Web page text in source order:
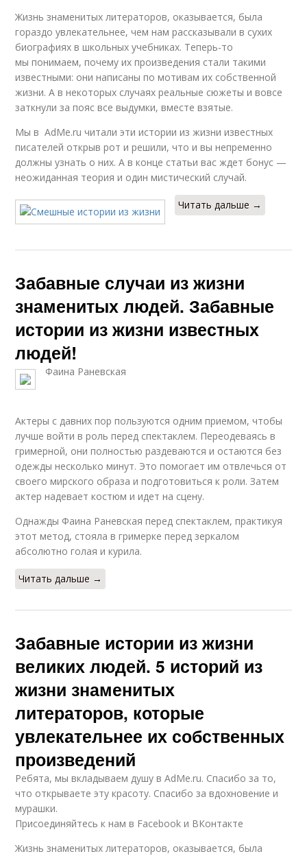
Жизнь знаменитых литераторов, оказывается, была
гораздо увлекательнее, чем нам рассказывали в сухих
биографиях в школьных учебниках. Теперь-то
мы понимаем, почему их произведения стали такими
известными: они написаны по мотивам их собственной
жизни. А в некоторых случаях реальные сюжеты и вовсе
заткнули за пояс все выдумки, вместе взятые.
Мы в AdMe.ru читали эти истории из жизни известных
писателей открыв рот и решили, что и вы непременно
должны узнать о них. А в конце статьи вас ждет бонус —
неожиданная теория и один мистический случай.
Читать дальше →
Забавные случаи из жизни
знаменитых людей. Забавные
истории из жизни известных
людей!
Фаина Раневская
Актеры с давних пор пользуются одним приемом, чтобы
лучше войти в роль перед спектаклем. Переодеваясь в
гримерной, они полностью раздеваются и остаются без
одежды несколько минут. Это помогает им отвлечься от
своего мирского образа и подготовиться к роли. Затем
актер надевает костюм и идет на сцену.
Однажды Фаина Раневская перед спектаклем, практикуя
этот метод, стояла в гримерке перед зеркалом
абсолютно голая и курила.
Читать дальше →
Забавные истории из жизни
великих людей. 5 историй из
жизни знаменитых
литераторов, которые
увлекательнее их собственных
произведений
Ребята, мы вкладываем душу в AdMe.ru. Cпасибо за то,
что открываете эту красоту. Спасибо за вдохновение и
мурашки.
Присоединяйтесь к нам в Facebook и ВКонтакте
Жизнь знаменитых литераторов, оказывается, была